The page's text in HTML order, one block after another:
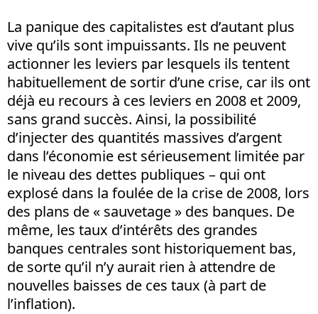
La panique des capitalistes est d’autant plus
vive qu’ils sont impuissants. Ils ne peuvent
actionner les leviers par lesquels ils tentent
habituellement de sortir d’une crise, car ils ont
déjà eu recours à ces leviers en 2008 et 2009,
sans grand succès. Ainsi, la possibilité
d’injecter des quantités massives d’argent
dans l’économie est sérieusement limitée par
le niveau des dettes publiques – qui ont
explosé dans la foulée de la crise de 2008, lors
des plans de « sauvetage » des banques. De
même, les taux d’intérêts des grandes
banques centrales sont historiquement bas,
de sorte qu’il n’y aurait rien à attendre de
nouvelles baisses de ces taux (à part de
l’inflation).